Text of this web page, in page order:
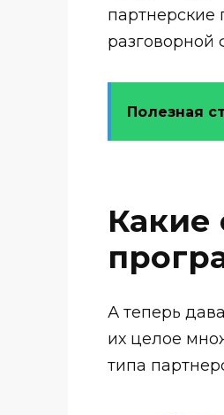
партнерские
разговорной
Полезная
Какие
А теперь
их целое
типа